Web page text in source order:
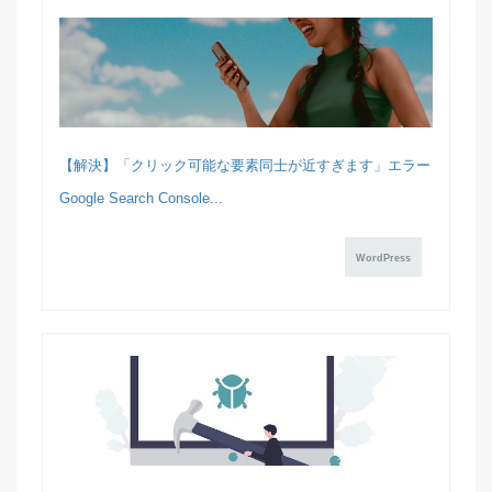
【解決】「クリック可能な要素同士が近すぎます」エラー
Google Search Console...
WordPress